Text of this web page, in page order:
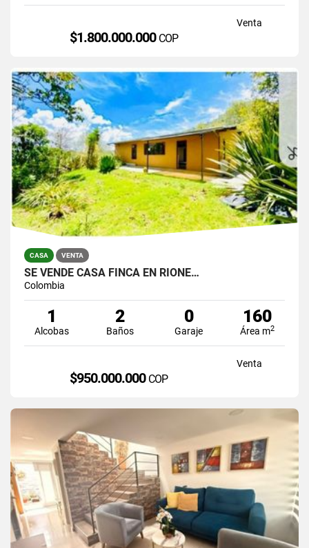
Venta
$1.800.000.000 COP
CASA VENTA
SE VENDE CASA FINCA EN RIONE…
Colombia
1
Alcobas
2
Baños
0
Garaje
160
Área m2
Venta
$950.000.000 COP